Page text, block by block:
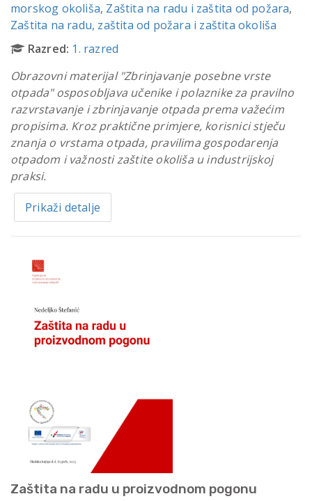
morskog okoliša, Zaštita na radu i zaštita od požara,
Zaštita na radu, zaštita od požara i zaštita okoliša
Razred: 1. razred
Obrazovni materijal "Zbrinjavanje posebne vrste
otpada" osposobljava učenike i polaznike za pravilno
razvrstavanje i zbrinjavanje otpada prema važećim
propisima. Kroz praktične primjere, korisnici stječu
znanja o vrstama otpada, pravilima gospodarenja
otpadom i važnosti zaštite okoliša u industrijskoj
praksi.
Prikaži detalje
Zaštita na radu u proizvodnom pogonu